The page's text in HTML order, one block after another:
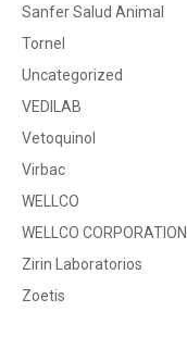
Sanfer Salud Animal
Tornel
Uncategorized
VEDILAB
Vetoquinol
Virbac
WELLCO
WELLCO CORPORATION
Zirin Laboratorios
Zoetis